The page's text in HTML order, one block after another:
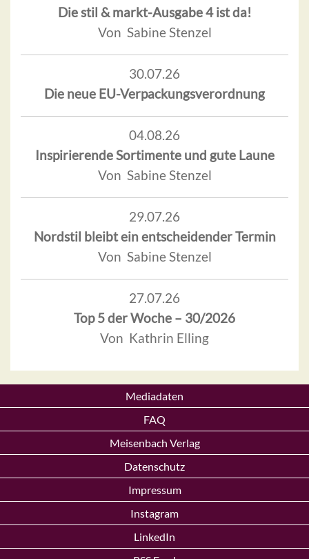
Die stil & markt-Ausgabe 4 ist da!
Von Sabine Stenzel
30.07.26
Die neue EU-Verpackungsverordnung
04.08.26
Inspirierende Sortimente und gute Laune
Von Sabine Stenzel
29.07.26
Nordstil bleibt ein entscheidender Termin
Von Sabine Stenzel
27.07.26
Top 5 der Woche – 30/2026
Von Kathrin Elling
Mediadaten
FAQ
Meisenbach Verlag
Datenschutz
Impressum
Instagram
LinkedIn